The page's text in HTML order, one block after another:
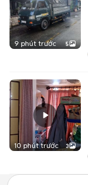
9 phút trước 5
10 phút trước 3